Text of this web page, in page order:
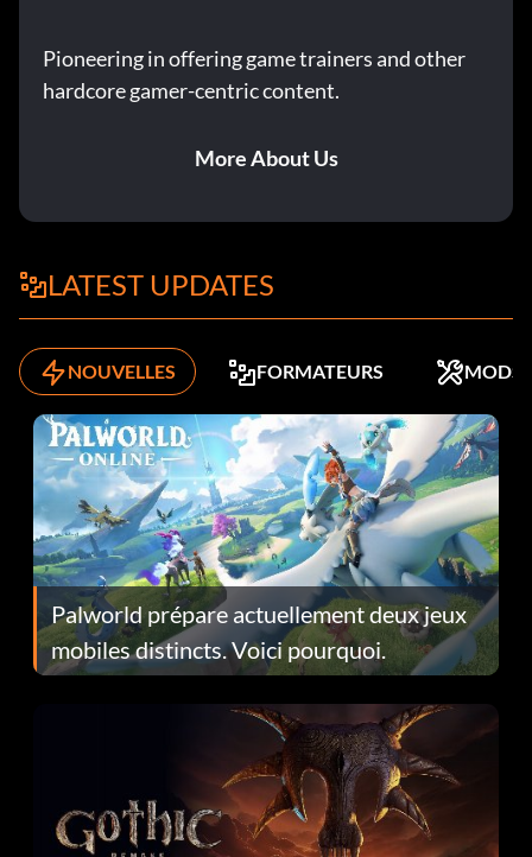
Pioneering in offering game trainers and other
hardcore gamer-centric content.
More About Us
LATEST UPDATES
NOUVELLES FORMATEURS MODS
Palworld prépare actuellement deux jeux
mobiles distincts. Voici pourquoi.